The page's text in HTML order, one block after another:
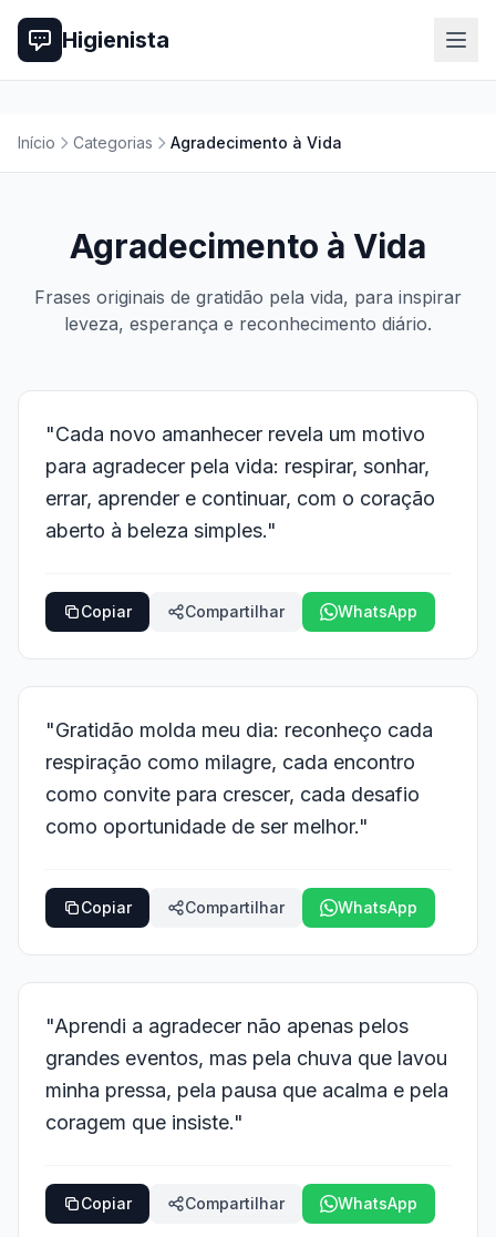
Higienista
Início Categorias Agradecimento à Vida
Agradecimento à Vida
Frases originais de gratidão pela vida, para inspirar
leveza, esperança e reconhecimento diário.
"Cada novo amanhecer revela um motivo
para agradecer pela vida: respirar, sonhar,
errar, aprender e continuar, com o coração
aberto à beleza simples."
Copiar Compartilhar WhatsApp
"Gratidão molda meu dia: reconheço cada
respiração como milagre, cada encontro
como convite para crescer, cada desafio
como oportunidade de ser melhor."
Copiar Compartilhar WhatsApp
"Aprendi a agradecer não apenas pelos
grandes eventos, mas pela chuva que lavou
minha pressa, pela pausa que acalma e pela
coragem que insiste."
Copiar Compartilhar WhatsApp